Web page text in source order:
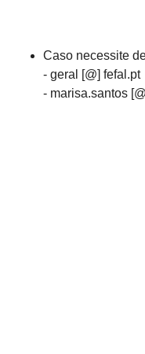
Caso necessite
- geral [@] fefal.pt
- marisa.santos